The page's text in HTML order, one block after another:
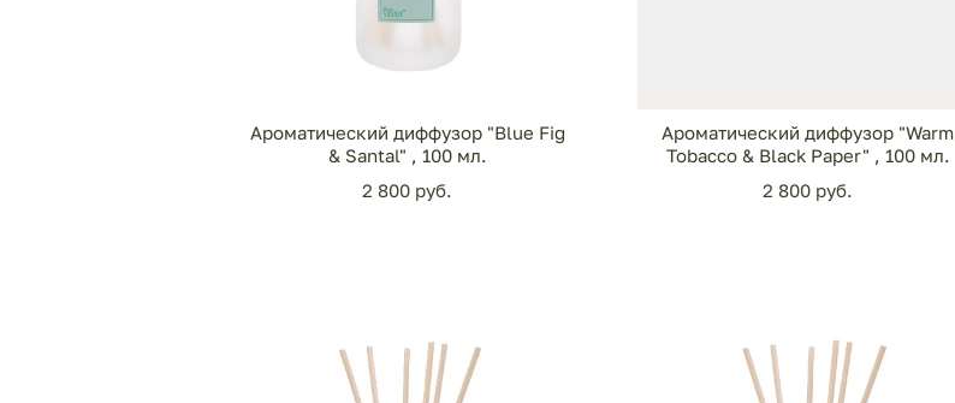
Ароматический диффузор "Blue Fig
& Santal" , 100 мл.
2 800 pуб.
Ароматический диффузор "Warm
Tobacco & Black Paper" , 100 мл.
2 800 pуб.